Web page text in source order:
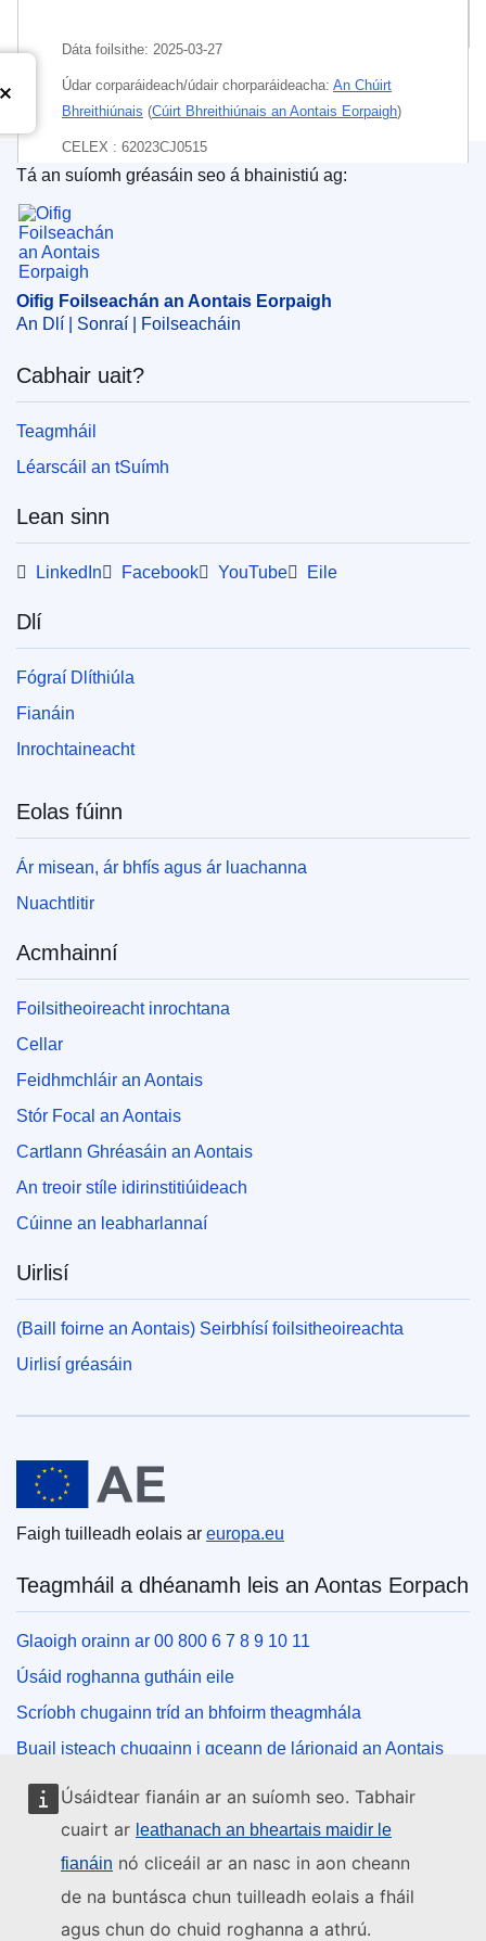
Úsáidtear fianáin ar an suíomh seo. Tabhair
cuairt ar leathanach an bheartais maidir le
fianáin nó cliceáil ar an nasc in aon cheann
de na buntásca chun tuilleadh eolais a fháil
agus chun do chuid roghanna a athrú.
Dáta foilsithe: 2025-03-27
Údar corparáideach/údair chorparáideacha: An Chúirt
Bhreithiúnais (Cúirt Bhreithiúnais an Aontais Eorpaigh)
CELEX : 62023CJ0515
ECLI : ECLI:EU:C:2025:209
Oifig Foilseachán an Aontais Eorpaigh
Tá an suíomh gréasáin seo á bhainistiú ag:
Oifig Foilseachán an Aontais Eorpaigh
An Dlí | Sonraí | Foilseacháin
Cabhair uait?
Teagmháil
Léarscáil an tSuímh
Lean sinn
LinkedIn Facebook YouTube Eile
Dlí
Fógraí Dlíthiúla
Fianáin
Inrochtaineacht
Eolas fúinn
Ár misean, ár bhfís agus ár luachanna
Nuachtlitir
Acmhainní
Foilsitheoireacht inrochtana
Cellar
Feidhmchláir an Aontais
Stór Focal an Aontais
Cartlann Ghréasáin an Aontais
An treoir stíle idirinstitiúideach
Cúinne an leabharlannaí
Uirlisí
(Baill foirne an Aontais) Seirbhísí foilsitheoireachta
Uirlisí gréasáin
An tAontas Eorpach
Faigh tuilleadh eolais ar europa.eu
Teagmháil a dhéanamh leis an Aontas Eorpach
Glaoigh orainn ar 00 800 6 7 8 9 10 11
Úsáid roghanna gutháin eile
Scríobh chugainn tríd an bhfoirm theagmhála
Buail isteach chugainn i gceann de lárionaid an Aontais
Na meáin shóisialta
Cuardaigh cuntais an Aontais Eorpaigh ar na meáin
shóisialta